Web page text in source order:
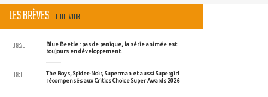
LES BRÈVES TOUT VOIR
Blue Beetle : pas de panique, la série animée est
toujours en développement.
09:20
The Boys, Spider-Noir, Superman et aussi Supergirl
récompensés aux Critics Choice Super Awards 2026
09:01